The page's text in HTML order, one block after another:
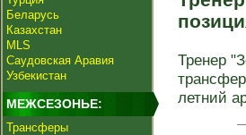
Беларусь
Казахстан
MLS
Саудовская Аравия
Узбекистан
МЕЖСЕЗОНЬЕ:
Трансферы
Тренер
летний